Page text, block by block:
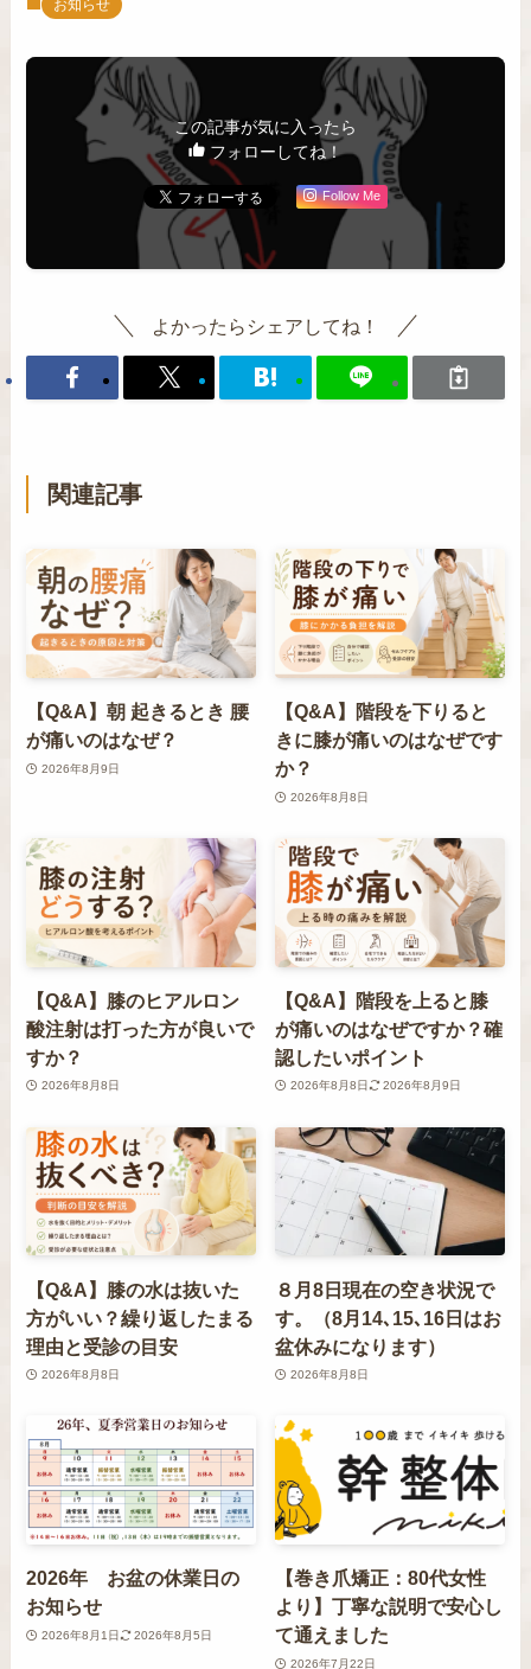
お知らせ
この記事が気に入ったら
フォローしてね！
Follow Me
よかったらシェアしてね！
関連記事
【Q&A】朝 起きるとき 腰
が痛いのはなぜ？
2026年8月9日
【Q&A】階段を下りると
きに膝が痛いのはなぜです
か？
2026年8月8日
【Q&A】膝のヒアルロン
酸注射は打った方が良いで
すか？
2026年8月8日
【Q&A】階段を上ると膝
が痛いのはなぜですか？確
認したいポイント
2026年8月8日 2026年8月9日
【Q&A】膝の水は抜いた
方がいい？繰り返したまる
理由と受診の目安
2026年8月8日
８月8日現在の空き状況で
す。（8月14､15､16日はお
盆休みになります）
2026年8月8日
2026年 お盆の休業日の
お知らせ
2026年8月1日 2026年8月5日
【巻き爪矯正：80代女性
より】丁寧な説明で安心し
て通えました
2026年7月22日